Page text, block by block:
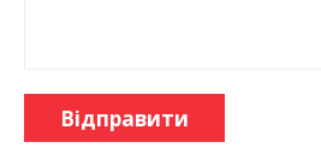
Відправити